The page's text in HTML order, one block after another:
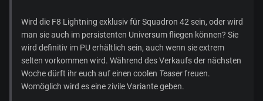
Wird die F8 Lightning exklusiv für Squadron 42 sein, oder wird
man sie auch im persistenten Universum fliegen können? Sie
wird definitiv im PU erhältlich sein, auch wenn sie extrem
selten vorkommen wird. Während des Verkaufs der nächsten
Woche dürft ihr euch auf einen coolen Teaserfreuen.
Womöglich wird es eine zivile Variante geben.